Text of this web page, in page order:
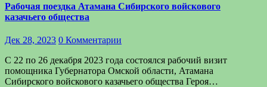
Рабочая поездка Атамана Сибирского войскового
казачьего общества
Дек 28, 2023 0 Комментарии
С 22 по 26 декабря 2023 года состоялся рабочий визит
помощника Губернатора Омской области, Атамана
Сибирского войскового казачьего общества Героя…